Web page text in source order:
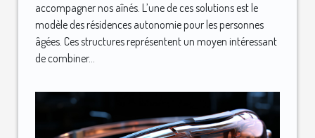
accompagner nos aînés. L’une de ces solutions est le
modèle des résidences autonomie pour les personnes
âgées. Ces structures représentent un moyen intéressant
de combiner...